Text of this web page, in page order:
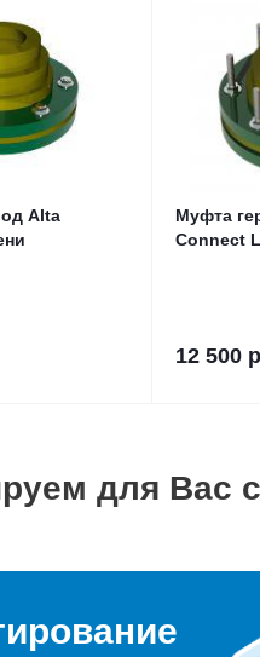
Alta
Муфта
Connect
12 500
для Вас